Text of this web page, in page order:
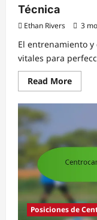
Técnica
Ethan Rivers 3
El entrenamiento
vitales para
Read MoreRead
more
Posiciones de